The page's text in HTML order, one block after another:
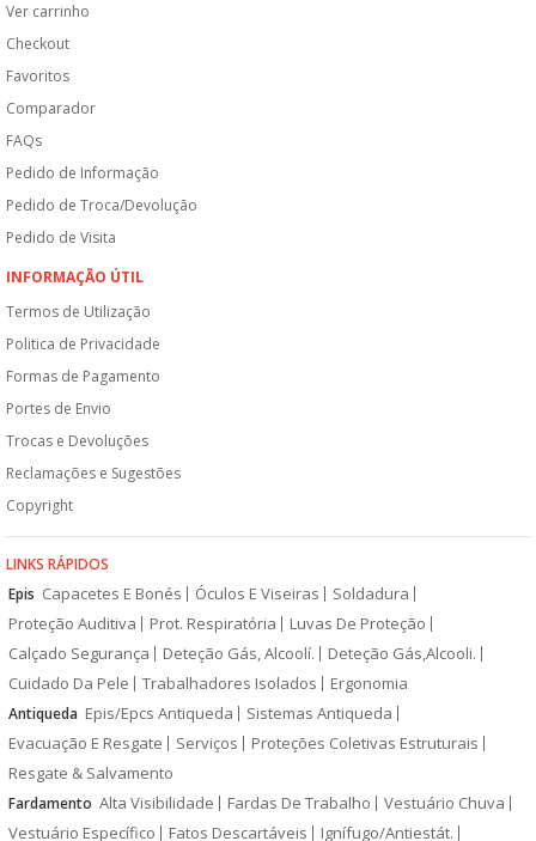
Ver carrinho
Checkout
Favoritos
Comparador
FAQs
Pedido de Informação
Pedido de Troca/Devolução
Pedido de Visita
INFORMAÇÃO ÚTIL
Termos de Utilização
Politica de Privacidade
Formas de Pagamento
Portes de Envio
Trocas e Devoluções
Reclamações e Sugestões
Copyright
LINKS RÁPIDOS
Epis Capacetes E Bonés Óculos E Viseiras
Soldadura
Proteção Auditiva
Prot. Respiratória
Luvas De Proteção
Calçado Segurança
Deteção Gás, Alcoolí.
Deteção Gás,Alcooli.
Cuidado Da Pele
Trabalhadores Isolados Ergonomia
Antiqueda Epis/Epcs Antiqueda
Sistemas Antiqueda
Evacuação E Resgate
Serviços
Proteções Coletivas Estruturais
Resgate & Salvamento
Fardamento Alta Visibilidade Fardas De Trabalho
Vestuário Chuva
Vestuário Específico
Fatos Descartáveis
Ignífugo/Antiestát.